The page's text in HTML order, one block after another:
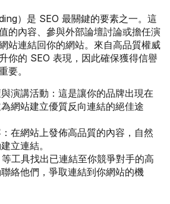
）是 SEO 最關鍵的要素之一。這
的內容、參與外部論壇討論或擔任演
站連結回你的網站。來自高品質權威
你的 SEO 表現，因此確保獲得信譽
要。
演講活動：這是讓你的品牌出現在
網站建立優質反向連結的絕佳途
在網站上發佈高品質的內容，自然
立連結。
工具找出已連結至你競爭對手的高
絡他們，爭取連結到你網站的機